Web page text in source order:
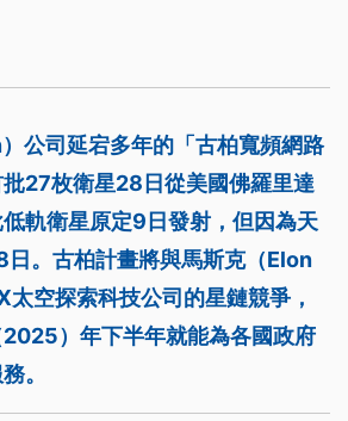
公司延宕多年的「古柏寬頻網路
27枚衛星28日從美國佛羅里達
軌衛星原定9日發射，但因為天
。古柏計畫將與馬斯克（Elon
空探索科技公司的星鏈競爭，
）年下半年就能為各國政府
。